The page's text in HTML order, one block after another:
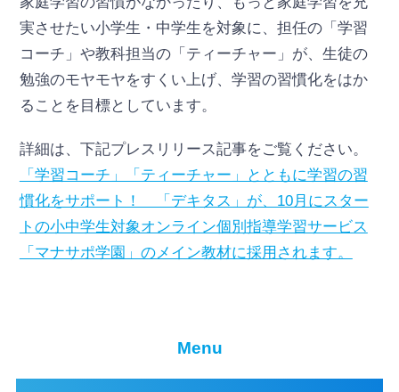
実させたい小学生・中学生を対象に、担任の「学習
コーチ」や教科担当の「ティーチャー」が、生徒の
勉強のモヤモヤをすくい上げ、学習の習慣化をはか
ることを目標としています。
詳細は、下記プレスリリース記事をご覧ください。
「学習コーチ」「ティーチャー」とともに学習の習
慣化をサポート！ 「デキタス」が、10月にスター
トの小中学生対象オンライン個別指導学習サービス
「マナサポ学園」のメイン教材に採用されます。
Menu